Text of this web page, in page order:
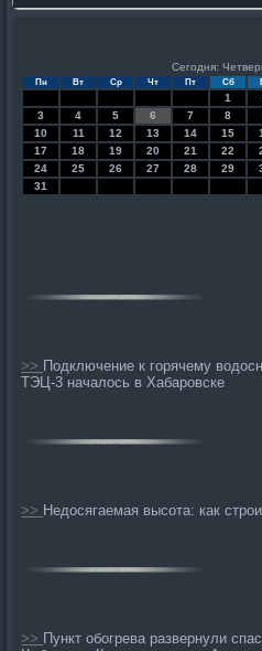
Сегодня:
Пн Вт Ср Чт Пт Сб
1
3
4 5 6 7 8
10
11 12 13 14 15
17
18 19 20 21 22
24
25 26 27 28 29
31
>> Подключение к горячему
ТЭЦ-3 началось в Хабаровске
>> Недосягаемая высота: как
>> Пункт обогрева развернули